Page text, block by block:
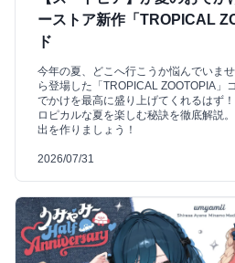
ーストア新作「TROPICAL
ド
今年の夏、どこへ行こうか悩んでいま
ら登場した「TROPICAL ZOOTOPIA」
でかけを最高に盛り上げてくれるはず
ロピカルな夏を楽しむ秘訣を徹底解説
出を作りましょう！
2026/07/31